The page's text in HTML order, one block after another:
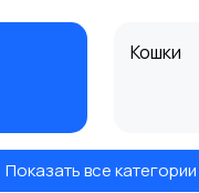
Кошки
Грызуны
Показать все категории